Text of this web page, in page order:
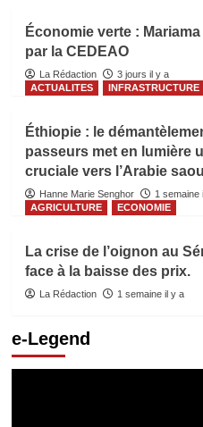
Économie verte :
par la CEDEAO
La Rédaction
3 jours il y a
ACTUALITES
INFRASTRUCTURE
Éthiopie : le
passeurs met en lumière
cruciale vers l’Arabie
Hanne Marie Senghor
1 semaine
AGRICULTURE
ECONOMIE
La crise de l’oignon au
face à la baisse des prix.
La Rédaction 1 semaine il y a
e-Legend